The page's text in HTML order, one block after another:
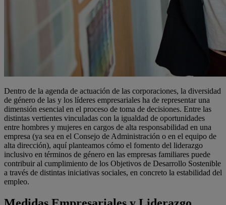
Dentro de la agenda de actuación de las corporaciones, la diversidad
de género de las y los líderes empresariales ha de representar una
dimensión esencial en el proceso de toma de decisiones. Entre las
distintas vertientes vinculadas con la igualdad de oportunidades
entre hombres y mujeres en cargos de alta responsabilidad en una
empresa (ya sea en el Consejo de Administración o en el equipo de
alta dirección), aquí planteamos cómo el fomento del liderazgo
inclusivo en términos de género en las empresas familiares puede
contribuir al cumplimiento de los Objetivos de Desarrollo Sostenible
a través de distintas iniciativas sociales, en concreto la estabilidad del
empleo.